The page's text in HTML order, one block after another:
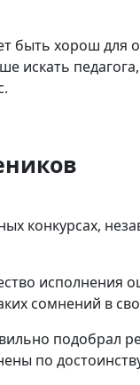
быть хорош для
искать
конкурсах,
исполнения
сомнений в
подобрал
по